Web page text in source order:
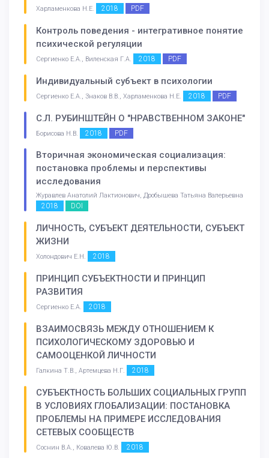
Харламенкова Н.Е. 2018 PDF
Контроль поведения - интегративное понятие
психической регуляции
Сергиенко Е.А., Виленская Г.А. 2018 PDF
Индивидуальный субъект в психологии
Сергиенко Е.А., Знаков В.В., Харламенкова Н.Е. 2018 PDF
С.Л. РУБИНШТЕЙН О "НРАВСТВЕННОМ ЗАКОНЕ"
Борисова Н.В. 2018 PDF
Вторичная экономическая социализация:
постановка проблемы и перспективы
исследования
Журавлев Анатолий Лактионович, Дробышева Татьяна Валерьевна
2018 DOI
ЛИЧНОСТЬ, СУБЪЕКТ ДЕЯТЕЛЬНОСТИ, СУБЪЕКТ
ЖИЗНИ
Холондович Е.Н. 2018
ПРИНЦИП СУБЪЕКТНОСТИ И ПРИНЦИП
РАЗВИТИЯ
Сергиенко Е.А. 2018
ВЗАИМОСВЯЗЬ МЕЖДУ ОТНОШЕНИЕМ К
ПСИХОЛОГИЧЕСКОМУ ЗДОРОВЬЮ И
САМООЦЕНКОЙ ЛИЧНОСТИ
Галкина Т.В., Артемцева Н.Г. 2018
СУБЪЕКТНОСТЬ БОЛЬШИХ СОЦИАЛЬНЫХ ГРУПП
В УСЛОВИЯХ ГЛОБАЛИЗАЦИИ: ПОСТАНОВКА
ПРОБЛЕМЫ НА ПРИМЕРЕ ИССЛЕДОВАНИЯ
СЕТЕВЫХ СООБЩЕСТВ
Соснин В.А., Ковалева Ю.В. 2018